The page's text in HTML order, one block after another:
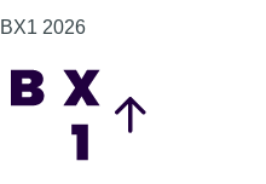
BX1 2026